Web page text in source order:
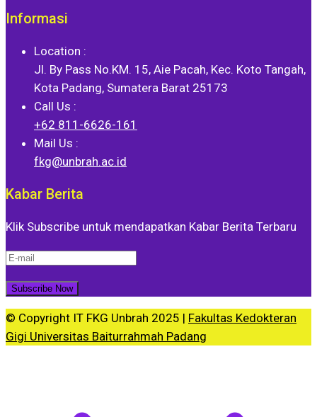
Informasi
Location :
Jl. By Pass No.KM. 15, Aie Pacah, Kec. Koto Tangah,
Kota Padang, Sumatera Barat 25173
Call Us :
+62 811-6626-161
Mail Us :
fkg@unbrah.ac.id
Kabar Berita
Klik Subscribe untuk mendapatkan Kabar Berita Terbaru
© Copyright IT FKG Unbrah 2025 | Fakultas Kedokteran
Gigi Universitas Baiturrahmah Padang